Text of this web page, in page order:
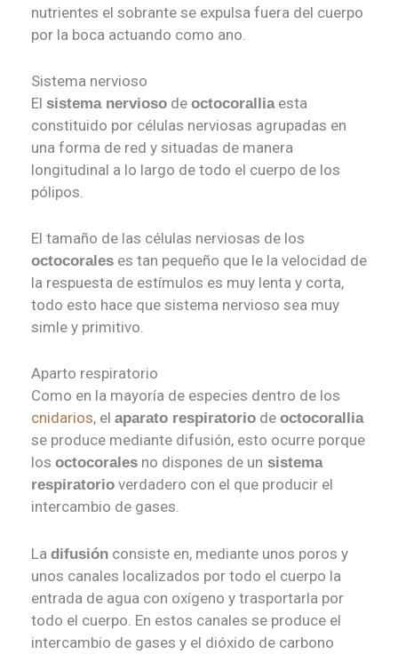
nutrientes el sobrante se expulsa fuera del cuerpo
por la boca actuando como ano.
Sistema nervioso
El sistema nervioso de octocoralliaesta
constituido por células nerviosas agrupadas en
una forma de red y situadas de manera
longitudinal a lo largo de todo el cuerpo de los
pólipos.
El tamaño de las células nerviosas de los
octocorales es tan pequeño que le la velocidad de
la respuesta de estímulos es muy lenta y corta,
todo esto hace que sistema nervioso sea muy
simle y primitivo.
Aparto respiratorio
Como en la mayoría de especies dentro de los
cnidarios, el aparato respiratorio de octocorallia
se produce mediante difusión, esto ocurre porque
los octocorales no dispones de un sistema
respiratorio verdadero con el que producir el
intercambio de gases.
La difusión consiste en, mediante unos poros y
unos canales localizados por todo el cuerpo la
entrada de agua con oxígeno y trasportarla por
todo el cuerpo. En estos canales se produce el
intercambio de gases y el dióxido de carbono